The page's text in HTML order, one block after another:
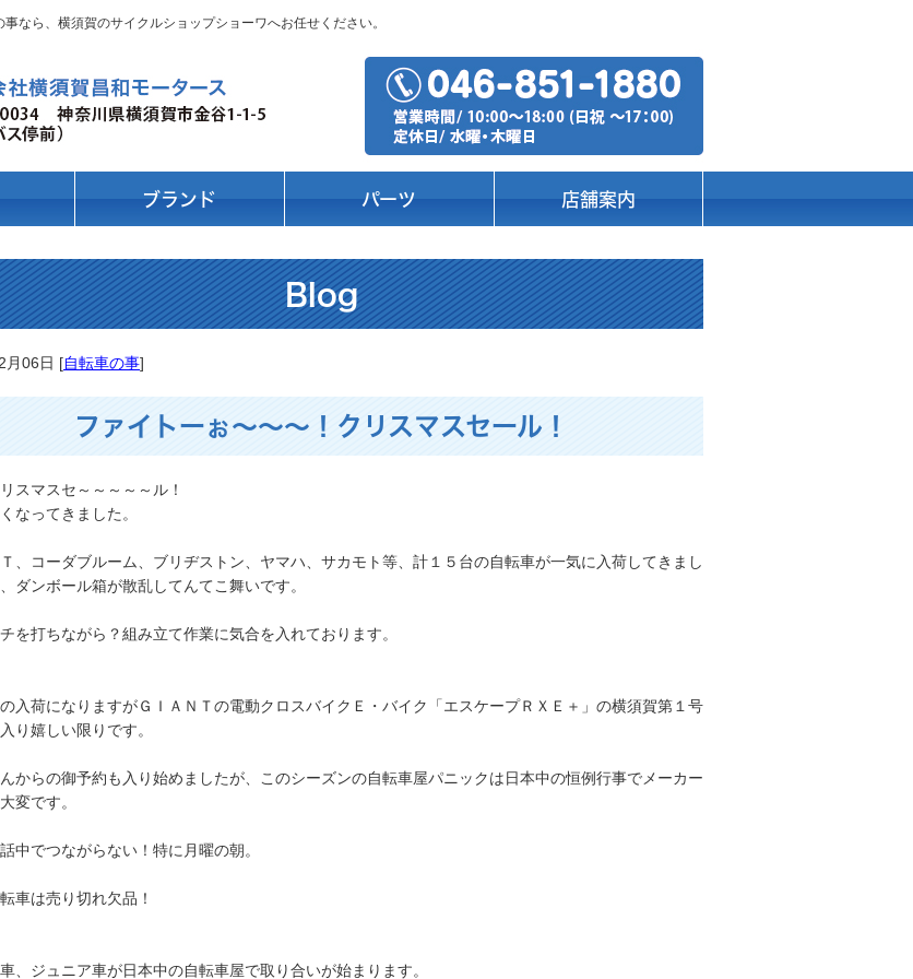
なら、横須賀のサイクルショップショーワへお任せください。
ブランド パーツ 店舗案内
Blog
月06日 [自転車の事]
ファイトーぉ～～～！クリスマスセール！
スマスセ～～～～～ル！
なってきました。
、コーダブルーム、ブリヂストン、ヤマハ、サカモト等、計１５台の自転車が一気に入荷してきまし
ダンボール箱が散乱してんてこ舞いです。
を打ちながら？組み立て作業に気合を入れております。
の入荷になりますがＧＩＡＮＴの電動クロスバイクＥ・バイク「エスケープＲＸＥ＋」の横須賀第１号
り嬉しい限りです。
からの御予約も入り始めましたが、このシーズンの自転車屋パニックは日本中の恒例行事でメーカー
変です。
中でつながらない！特に月曜の朝。
車は売り切れ欠品！
、ジュニア車が日本中の自転車屋で取り合いが始まります。